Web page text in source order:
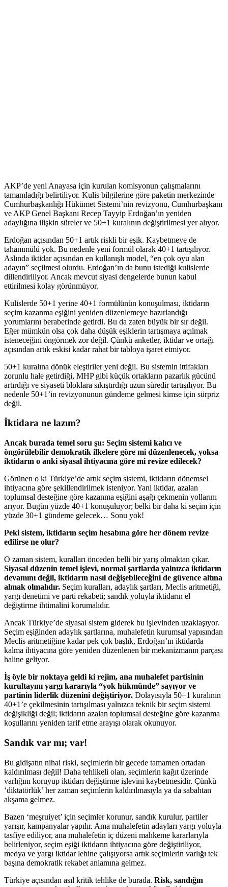
AKP’de yeni Anayasa için kurulan komisyonun çalışmalarını
tamamladığı belirtiliyor. Kulis bilgilerine göre paketin merkezinde
Cumhurbaşkanlığı Hükümet Sistemi’nin revizyonu, Cumhurbaşkanı
ve AKP Genel Başkanı Recep Tayyip Erdoğan’ın yeniden
adaylığına ilişkin süreler ve 50+1 kuralının değiştirilmesi yer alıyor.
Erdoğan açısından 50+1 artık riskli bir eşik. Kaybetmeye de
tahammülü yok. Bu nedenle yeni formül olarak 40+1 tartışılıyor.
Aslında iktidar açısından en kullanışlı model, “en çok oyu alan
adayın” seçilmesi olurdu. Erdoğan’ın da bunu istediği kulislerde
dillendiriliyor. Ancak mevcut siyasi dengelerde bunun kabul
ettirilmesi kolay görünmüyor.
Kulislerde 50+1 yerine 40+1 formülünün konuşulması, iktidarın
seçim kazanma eşiğini yeniden düzenlemeye hazırlandığı
yorumlarını beraberinde getirdi. Bu da zaten büyük bir sır değil.
Eğer mümkün olsa çok daha düşük eşiklerin tartışmaya açılmak
isteneceğini öngörmek zor değil. Çünkü anketler, iktidar ve ortağı
açısından artık eskisi kadar rahat bir tabloya işaret etmiyor.
50+1 kuralına dönük eleştiriler yeni değil. Bu sistemin ittifakları
zorunlu hale getirdiği, MHP gibi küçük ortakların pazarlık gücünü
artırdığı ve siyaseti bloklara sıkıştırdığı uzun süredir tartışılıyor. Bu
nedenle 50+1’in revizyonunun gündeme gelmesi kimse için sürpriz
değil.
İktidara ne lazım?
Ancak burada temel soru şu: Seçim sistemi kalıcı ve
öngörülebilir demokratik ilkelere göre mi düzenlenecek, yoksa
iktidarın o anki siyasal ihtiyacına göre mi revize edilecek?
Görünen o ki Türkiye’de artık seçim sistemi, iktidarın dönemsel
ihtiyacına göre şekillendirilmek isteniyor. Yani iktidar, azalan
toplumsal desteğine göre kazanma eşiğini aşağı çekmenin yollarını
arıyor. Bugün yüzde 40+1 konuşuluyor; belki bir daha ki seçim için
yüzde 30+1 gündeme gelecek… Sonu yok!
Peki sistem, iktidarın seçim hesabına göre her dönem revize
edilirse ne olur?
O zaman sistem, kuralları önceden belli bir yarış olmaktan çıkar.
Siyasal düzenin temel işlevi, normal şartlarda yalnızca iktidarın
devamını değil, iktidarın nasıl değişebileceğini de güvence altına
almak olmalıdır. Seçim kuralları, adaylık şartları, Meclis aritmetiği,
yargı denetimi ve parti rekabeti; sandık yoluyla iktidarın el
değiştirme ihtimalini korumalıdır.
Ancak Türkiye’de siyasal sistem giderek bu işlevinden uzaklaşıyor.
Seçim eşiğinden adaylık şartlarına, muhalefetin kurumsal yapısından
Meclis aritmetiğine kadar pek çok başlık, Erdoğan’ın iktidarda
kalma ihtiyacına göre yeniden düzenlenen bir mekanizmanın parçası
haline geliyor.
İş öyle bir noktaya geldi ki rejim, ana muhalefet partisinin
kurultayını yargı kararıyla “yok hükmünde” sayıyor ve
partinin liderlik düzenini değiştiriyor. Dolayısıyla 50+1 kuralının
40+1’e çekilmesinin tartışılması yalnızca teknik bir seçim sistemi
değişikliği değil; iktidarın azalan toplumsal desteğine göre kazanma
koşullarını yeniden tarif etme arayışı olarak okunuyor.
Sandık var mı; var!
Bu gidişatın nihai riski, seçimlerin bir gecede tamamen ortadan
kaldırılması değil! Daha tehlikeli olan, seçimlerin kağıt üzerinde
varlığını koruyup iktidarı değiştirme işlevini kaybetmesidir. Çünkü
‘diktatörlük’ her zaman seçimlerin kaldırılmasıyla ya da sabahtan
akşama gelmez.
Bazen ‘meşruiyet’ için seçimler korunur, sandık kurulur, partiler
yarışır, kampanyalar yapılır. Ama muhalefetin adayları yargı yoluyla
tasfiye ediliyor, ana muhalefetin iç düzeni mahkeme kararlarıyla
belirleniyor, seçim eşiği iktidarın ihtiyacına göre değiştiriliyor,
medya ve yargı iktidar lehine çalışıyorsa artık seçimlerin varlığı tek
başına demokratik rekabet anlamına gelmez.
Türkiye açısından asıl kritik tehlike de burada. Risk, sandığın